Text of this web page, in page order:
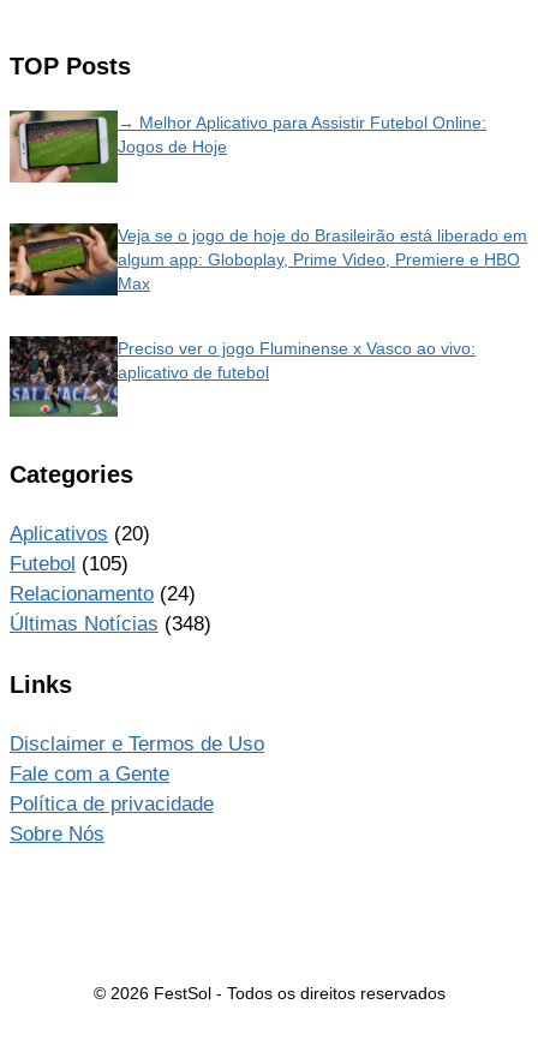
TOP Posts
→ Melhor Aplicativo para Assistir Futebol Online:
Jogos de Hoje
Veja se o jogo de hoje do Brasileirão está liberado em
algum app: Globoplay, Prime Video, Premiere e HBO
Max
Preciso ver o jogo Fluminense x Vasco ao vivo:
aplicativo de futebol
Categories
Aplicativos (20)
Futebol (105)
Relacionamento (24)
Últimas Notícias (348)
Links
Disclaimer e Termos de Uso
Fale com a Gente
Política de privacidade
Sobre Nós
© 2026 FestSol - Todos os direitos reservados